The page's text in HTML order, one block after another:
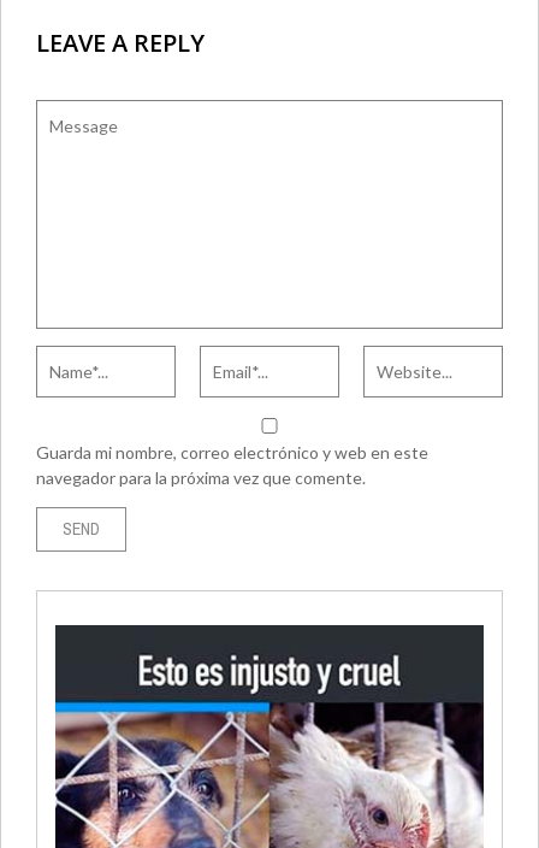
LEAVE A REPLY
Guarda mi nombre, correo electrónico y web en este
navegador para la próxima vez que comente.